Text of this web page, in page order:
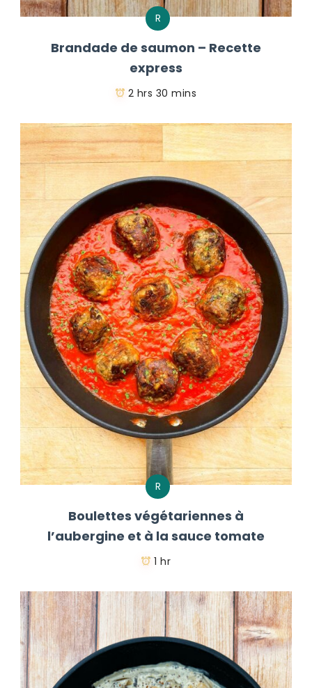
R
Brandade de saumon – Recette
express
2 hrs 30 mins
R
Boulettes végétariennes à
l’aubergine et à la sauce tomate
1 hr